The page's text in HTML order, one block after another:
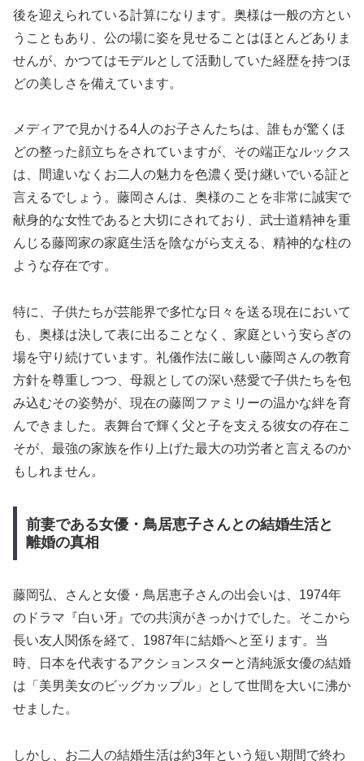
後を迎えられている計算になります。奥様は一般の方とい
うこともあり、公の場に姿を見せることはほとんどありま
せんが、かつてはモデルとして活動していた経歴を持つほ
どの美しさを備えています。
メディアで見かける4人のお子さんたちは、誰もが驚くほ
どの整った顔立ちをされていますが、その端正なルックス
は、間違いなくお二人の魅力を色濃く受け継いでいる証と
言えるでしょう。藤岡さんは、奥様のことを非常に誠実で
献身的な女性であると大切にされており、武士道精神を重
んじる藤岡家の家庭生活を陰ながら支える、精神的な柱の
ような存在です。
特に、子供たちが芸能界で多忙な日々を送る現在において
も、奥様は決して表に出ることなく、家庭という安らぎの
場を守り続けています。礼儀作法に厳しい藤岡さんの教育
方針を尊重しつつ、母親としての深い慈愛で子供たちを包
み込むその姿勢が、現在の藤岡ファミリーの温かな絆を育
んできました。表舞台で輝く父と子を支える彼女の存在こ
そが、最強の家族を作り上げた最大の功労者と言えるのか
もしれません。
前妻である女優・鳥居恵子さんとの結婚生活と
離婚の真相
藤岡弘、さんと女優・鳥居恵子さんの出会いは、1974年
のドラマ『白い牙』での共演がきっかけでした。そこから
長い友人関係を経て、1987年に結婚へと至ります。当
時、日本を代表するアクションスターと清純派女優の結婚
は「美男美女のビッグカップル」として世間を大いに沸か
せました。
しかし、お二人の結婚生活は約3年という短い期間で終わ